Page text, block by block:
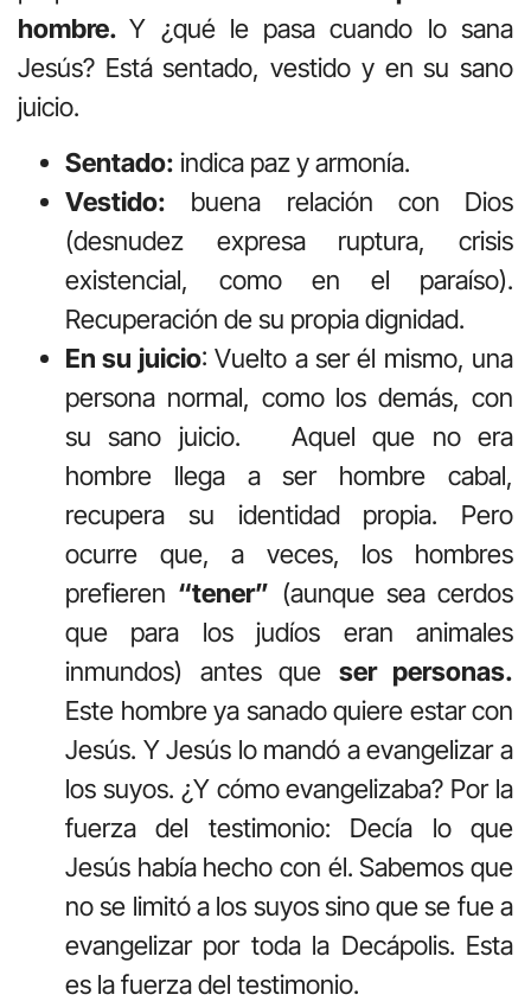
hombre.Y ¿qué le pasa cuando lo sana
Jesús? Está sentado, vestido y en su sano
juicio.
Sentado: indica paz y armonía.
Vestido: buena relación con Dios
(desnudez expresa ruptura, crisis
existencial, como en el paraíso).
Recuperación de su propia dignidad.
En su juicio: Vuelto a ser él mismo, una
persona normal, como los demás, con
su sano juicio. Aquel que no era
hombre llega a ser hombre cabal,
recupera su identidad propia. Pero
ocurre que, a veces, los hombres
prefieren “tener” (aunque sea cerdos
que para los judíos eran animales
inmundos) antes que ser personas.
Este hombre ya sanado quiere estar con
Jesús. Y Jesús lo mandó a evangelizar a
los suyos. ¿Y cómo evangelizaba? Por la
fuerza del testimonio: Decía lo que
Jesús había hecho con él. Sabemos que
no se limitó a los suyos sino que se fue a
evangelizar por toda la Decápolis. Esta
es la fuerza del testimonio.